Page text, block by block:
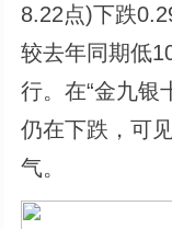
8.22点)下跌
较去年同期低
行。在“金九银
仍在下跌，可
气。